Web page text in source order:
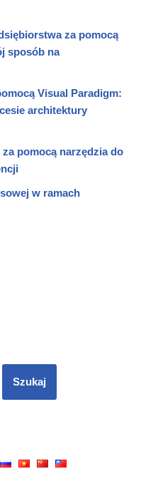
za pomocą
sposób na
Visual Paradigm:
architektury
pomocą narzędzia do
w ramach
Szukaj